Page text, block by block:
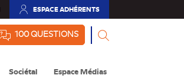
ESPACE ADHÉRENTS
(NOUVEL
100 QUESTIONS
Sociétal Espace Médias